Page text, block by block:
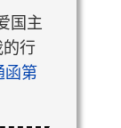
国主
的行
函第